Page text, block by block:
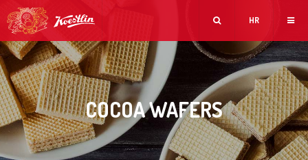
HR
COCOA WAFERS